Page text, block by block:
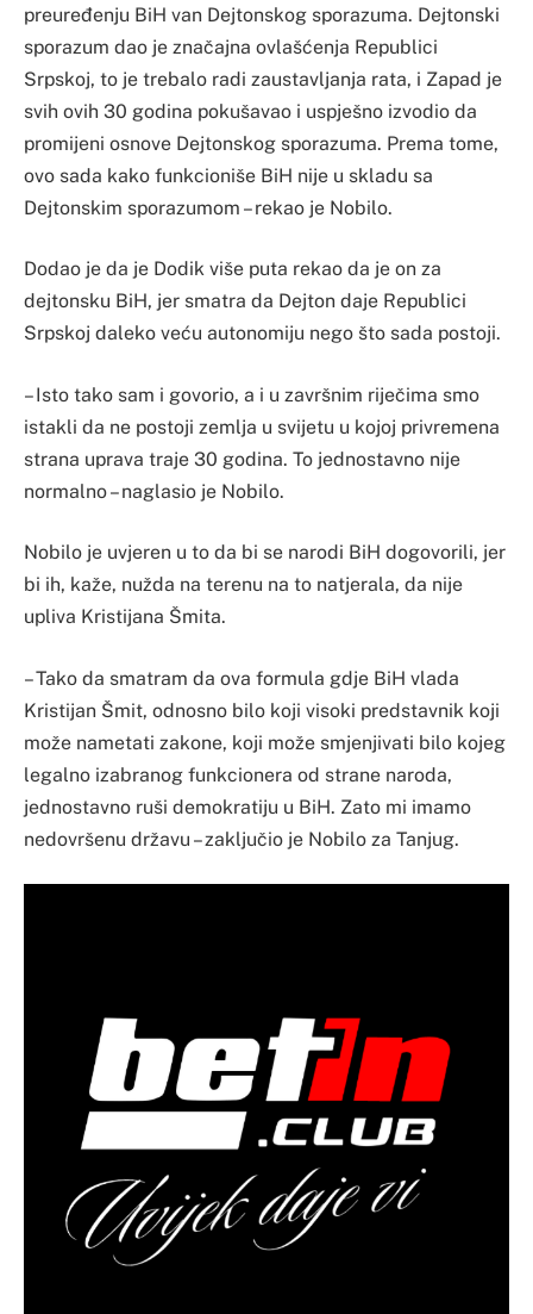
preuređenju BiH van Dejtonskog sporazuma. Dejtonski
sporazum dao je značajna ovlašćenja Republici
Srpskoj, to je trebalo radi zaustavljanja rata, i Zapad je
svih ovih 30 godina pokušavao i uspješno izvodio da
promijeni osnove Dejtonskog sporazuma. Prema tome,
ovo sada kako funkcioniše BiH nije u skladu sa
Dejtonskim sporazumom – rekao je Nobilo.
Dodao je da je Dodik više puta rekao da je on za
dejtonsku BiH, jer smatra da Dejton daje Republici
Srpskoj daleko veću autonomiju nego što sada postoji.
– Isto tako sam i govorio, a i u završnim riječima smo
istakli da ne postoji zemlja u svijetu u kojoj privremena
strana uprava traje 30 godina. To jednostavno nije
normalno – naglasio je Nobilo.
Nobilo je uvjeren u to da bi se narodi BiH dogovorili, jer
bi ih, kaže, nužda na terenu na to natjerala, da nije
upliva Kristijana Šmita.
– Tako da smatram da ova formula gdje BiH vlada
Kristijan Šmit, odnosno bilo koji visoki predstavnik koji
može nametati zakone, koji može smjenjivati bilo kojeg
legalno izabranog funkcionera od strane naroda,
jednostavno ruši demokratiju u BiH. Zato mi imamo
nedovršenu državu – zaključio je Nobilo za Tanjug.